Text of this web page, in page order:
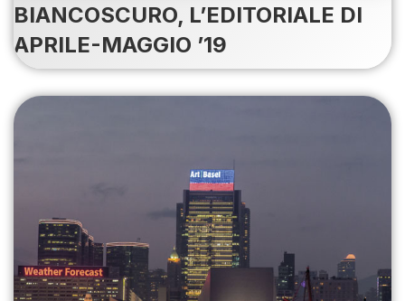
BIANCOSCURO, L’EDITORIALE DI
APRILE-MAGGIO ’19